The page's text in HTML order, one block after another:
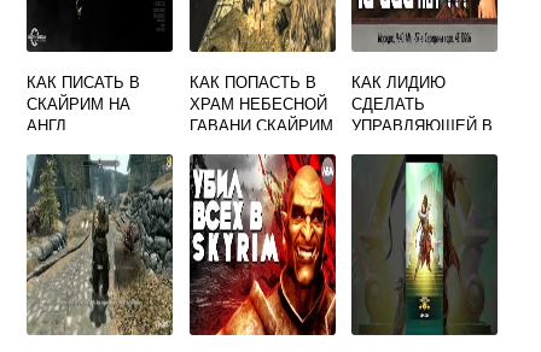
КАК ПИСАТЬ В
СКАЙРИМ НА
АНГЛ
КАК ПОПАСТЬ В
ХРАМ НЕБЕСНОЙ
ГАВАНИ СКАЙРИМ
КАК ЛИДИЮ
СДЕЛАТЬ
УПРАВЛЯЮЩЕЙ В